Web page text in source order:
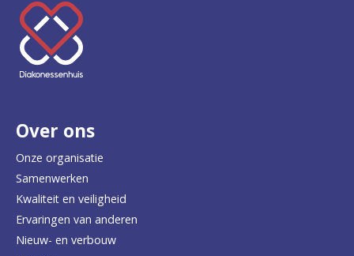
K
e
e
t
e
r
u
g
Over ons
Onze organisatie
Samenwerken
Kwaliteit en veiligheid
Ervaringen van anderen
Nieuw- en verbouw